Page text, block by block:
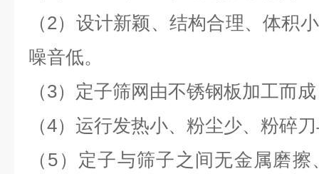
（2）设计新颖、结构合理、体积
噪音低。
（3）定子筛网由不锈钢板加工而
（4）运行发热小、粉尘少、粉碎
（5）定子与筛子之间无金属磨